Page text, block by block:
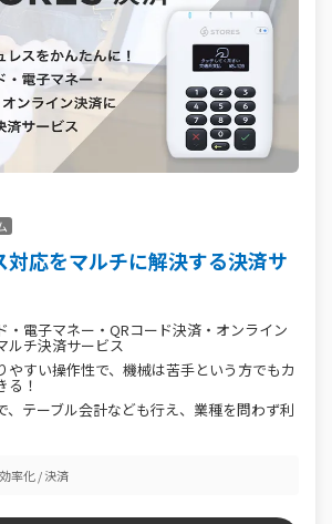
対応をマルチに解決する決済サ
・電子マネー・QRコード決済・オンライン
ルチ決済サービス
やすい操作性で、機械は苦手という方でもカ
る！
、テーブル会計なども行え、業種を問わず利
率化 決済